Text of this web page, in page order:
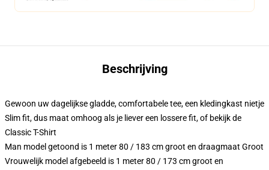
Beschrijving
Gewoon uw dagelijkse gladde, comfortabele tee, een kledingkast nietje
Slim fit, dus maat omhoog als je liever een lossere fit, of bekijk de
Classic T-Shirt
Man model getoond is 1 meter 80 / 183 cm groot en draagmaat Groot
Vrouwelijk model afgebeeld is 1 meter 80 / 173 cm groot en